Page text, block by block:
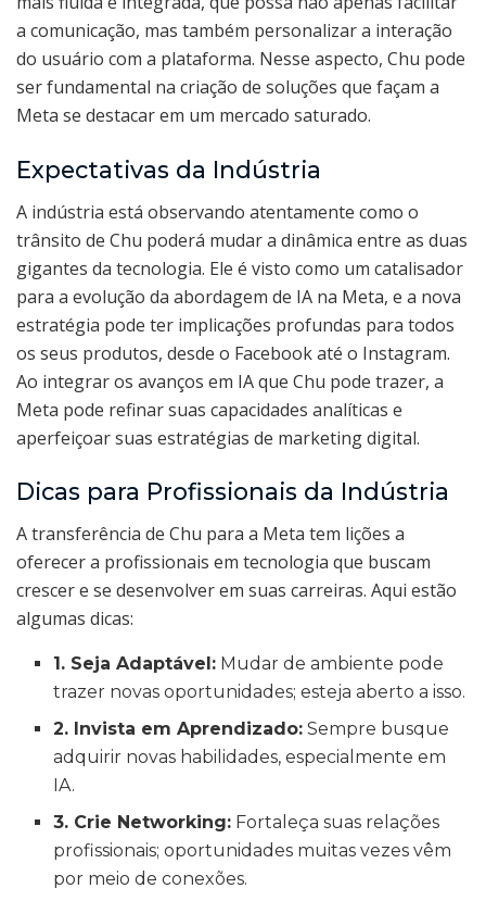
a comunicação, mas também personalizar a interação
do usuário com a plataforma. Nesse aspecto, Chu pode
ser fundamental na criação de soluções que façam a
Meta se destacar em um mercado saturado.
Expectativas da Indústria
A indústria está observando atentamente como o
trânsito de Chu poderá mudar a dinâmica entre as duas
gigantes da tecnologia. Ele é visto como um catalisador
para a evolução da abordagem de IA na Meta, e a nova
estratégia pode ter implicações profundas para todos
os seus produtos, desde o Facebook até o Instagram.
Ao integrar os avanços em IA que Chu pode trazer, a
Meta pode refinar suas capacidades analíticas e
aperfeiçoar suas estratégias de marketing digital.
Dicas para Profissionais da Indústria
A transferência de Chu para a Meta tem lições a
oferecer a profissionais em tecnologia que buscam
crescer e se desenvolver em suas carreiras. Aqui estão
algumas dicas:
1. Seja Adaptável: Mudar de ambiente pode
trazer novas oportunidades; esteja aberto a isso.
2. Invista em Aprendizado: Sempre busque
adquirir novas habilidades, especialmente em
IA.
3. Crie Networking: Fortaleça suas relações
profissionais; oportunidades muitas vezes vêm
por meio de conexões.